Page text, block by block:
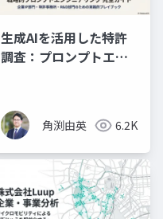
生成AIを活用した特許
調査：プロンプトエン
角渕由英 6.2K